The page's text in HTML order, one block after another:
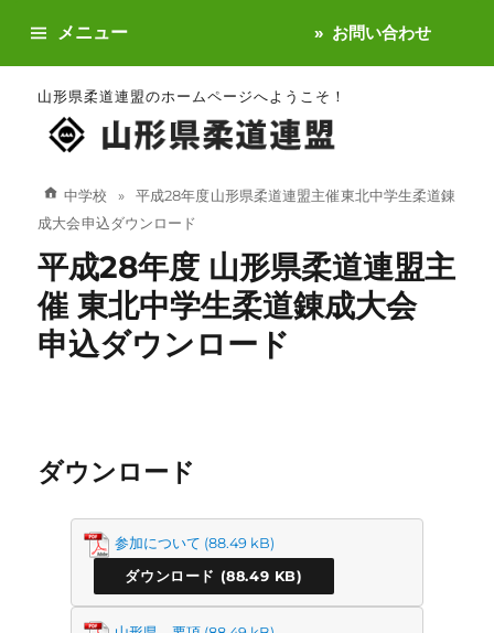
山形県柔道連盟のホームページへようこそ！
メニュー お問い合わせ
中学校
平成28年度 山形県柔道連盟主催 東北中学生柔道錬
成大会 申込ダウンロード
平成28年度 山形県柔道連盟主
催 東北中学生柔道錬成大会
申込ダウンロード
ダウンロード
参加について
ダウンロード